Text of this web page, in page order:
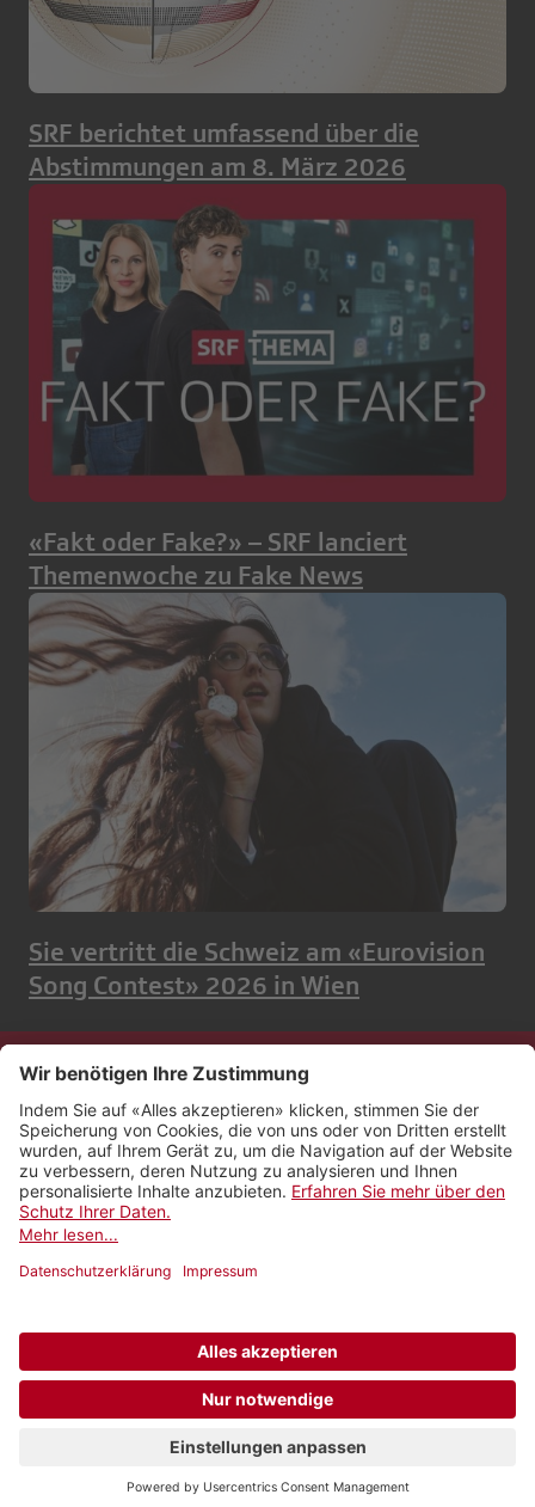
SRF berichtet umfassend über die
Abstimmungen am 8. März 2026
«Fakt oder Fake?» – SRF lanciert
Themenwoche zu Fake News
Sie vertritt die Schweiz am «Eurovision
Song Contest» 2026 in Wien
Kontakt
Impressum
Rechtliches
Netiquette
Newsletter abonnieren